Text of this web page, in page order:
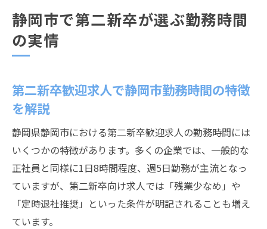
第二新卒が静岡市で長く働くための勤務時
間の選び方
転職タイミングに迷う第二新卒必見の静岡事情
が有利か
静岡市で第二新卒が転職時期に迷ったとき
の判断基準
第二新卒の静岡市転職で押さえるべき求人
動向
静岡市で第二新卒が選ぶ勤務時間
の実情
第二新卒歓迎求人で静岡市勤務時間の特徴
を解説
静岡県静岡市における第二新卒歓迎求人の勤務時間には
いくつかの特徴があります。多くの企業では、一般的な
正社員と同様に1日8時間程度、週5日勤務が主流となっ
ていますが、第二新卒向け求人では「残業少なめ」や
「定時退社推奨」といった条件が明記されることも増え
ています。